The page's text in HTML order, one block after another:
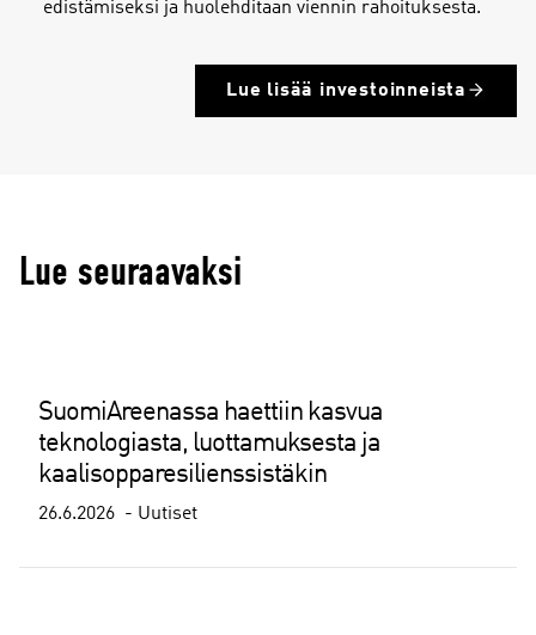
edistämiseksi ja huolehditaan viennin rahoituksesta.
Lue lisää investoinneista
Lue seuraavaksi
SuomiAreenassa haettiin kasvua
teknologiasta, luottamuksesta ja
kaalisopparesilienssistäkin
26.6.2026 Uutiset